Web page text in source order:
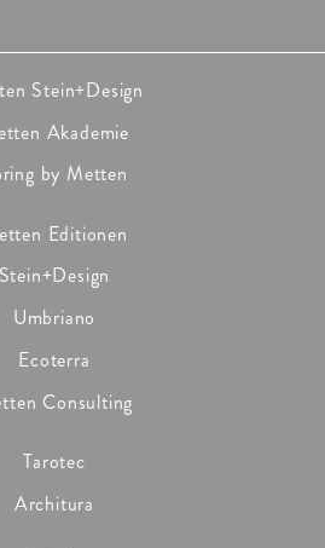
Stein+Design
Akademie
by Metten
Editionen
Stein+Design
Umbriano
Ecoterra
Consulting
Tarotec
Architura